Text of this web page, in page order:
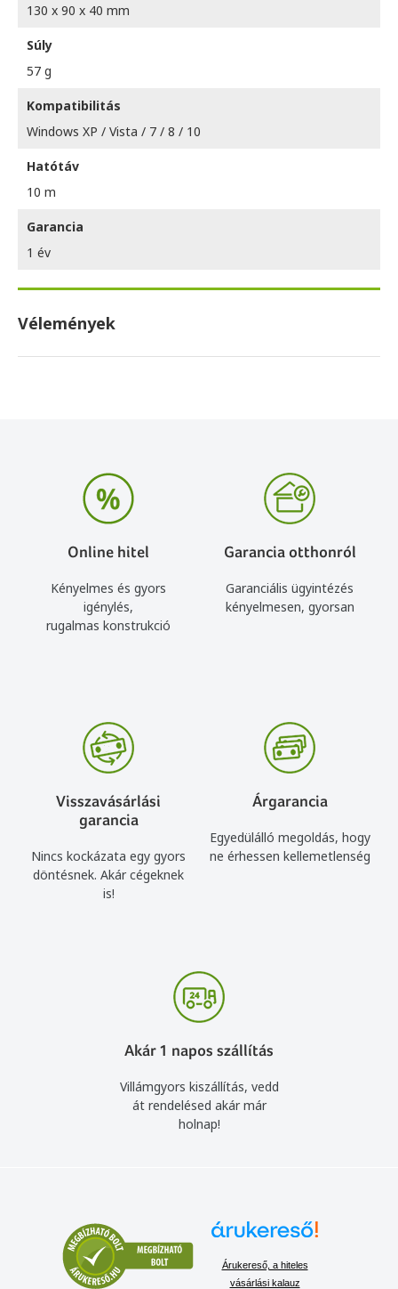
130 x 90 x 40 mm
Súly
57 g
Kompatibilitás
Windows XP / Vista / 7 / 8 / 10
Hatótáv
10 m
Garancia
1 év
Vélemények
Online hitel
Kényelmes és gyors
igénylés,
rugalmas konstrukció
Garancia otthonról
Garanciális ügyintézés
kényelmesen, gyorsan
Visszavásárlási
garancia
Nincs kockázata egy gyors
döntésnek. Akár cégeknek
is!
Árgarancia
Egyedülálló megoldás, hogy
ne érhessen kellemetlenség
Akár 1 napos szállítás
Villámgyors kiszállítás, vedd
át rendelésed akár már
holnap!
Árukereső, a hiteles
vásárlási kalauz